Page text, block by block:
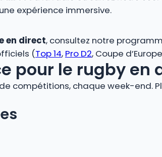
expérience immersive.
en direct, consultez notre
(Top 14, Pro D2, Coupe
pour le rugby en
compétitions, chaque week-end.